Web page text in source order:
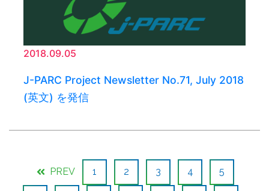
2018.09.05
J-PARC Project Newsletter No.71, July 2018
(英文) を発信
PREV 1 2 3 4 5